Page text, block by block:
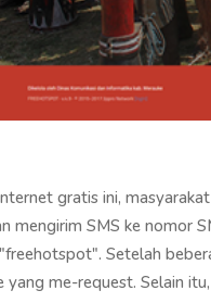
gratis ini,
mengirim SMS ke nomor
Setelah
me-request. Selain